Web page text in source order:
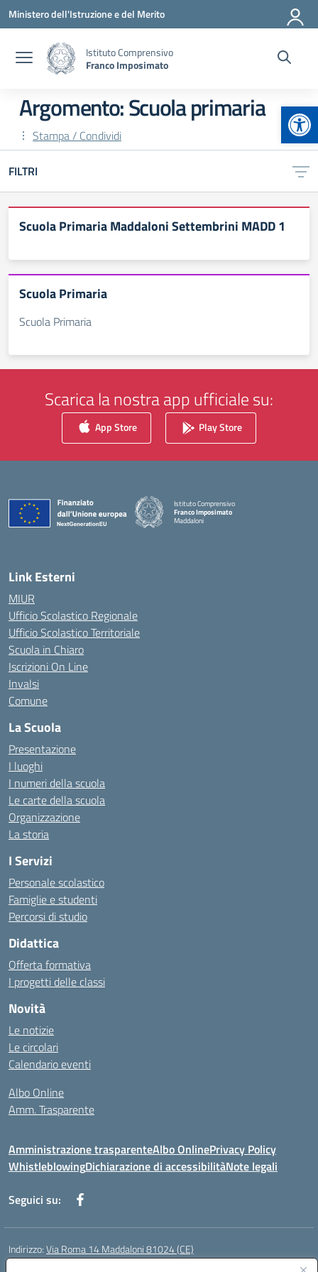
Vai ai contenuti
Vai al menu di navigazione
Vai al footer
Ministero dell'Istruzione e del Merito
Istituto Comprensivo
Franco Imposimato
Argomento: Scuola primaria
Stampa / Condividi
FILTRI
Scuola Primaria Maddaloni Settembrini MADD 1
Scuola Primaria
Scuola Primaria
Scarica la nostra app ufficiale su:
App Store Play Store
Istituto Comprensivo
Franco Imposimato
Maddaloni
Link Esterni
MIUR
Ufficio Scolastico Regionale
Ufficio Scolastico Territoriale
Scuola in Chiaro
Iscrizioni On Line
Invalsi
Comune
La Scuola
Presentazione
I luoghi
I numeri della scuola
Le carte della scuola
Organizzazione
La storia
I Servizi
Personale scolastico
Famiglie e studenti
Percorsi di studio
Didattica
Offerta formativa
I progetti delle classi
Novità
Le notizie
Le circolari
Calendario eventi
Albo Online
Amm. Trasparente
Amministrazione trasparenteAlbo OnlinePrivacy Policy
WhistleblowingDichiarazione di accessibilitàNote legali
Seguici su:
Indirizzo:Via Roma 14 Maddaloni 81024 (CE)
Centralino: